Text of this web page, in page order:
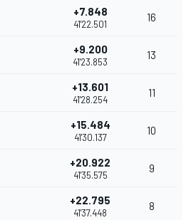
+7.848
41'22.501
16
+9.200
41'23.853
13
+13.601
41'28.254
11
+15.484
41'30.137
10
+20.922
41'35.575
9
+22.795
41'37.448
8